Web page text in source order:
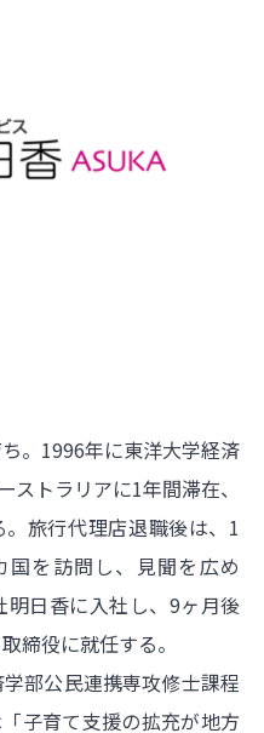
。1996年に東洋大学経済
トラリアに1年間滞在、
旅行代理店退職後は、1
を訪問し、見聞を広め
明日香に入社し、9ヶ月後
締役に就任する。
部公民連携専攻修士課程
子育て支援の拡充が地方